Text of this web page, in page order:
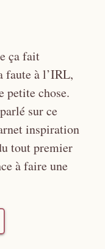
ça fait
faute à l’IRL,
petite chose.
sur ce
inspiration
tout premier
à faire une